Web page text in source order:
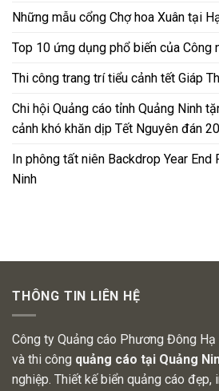
Những mẫu cổng Chợ hoa Xuân tại
Top 10 ứng dụng phổ biến của Công
Thi công trang trí tiểu cảnh tết Giáp
Chi hội Quảng cáo tỉnh Quảng Ninh
cảnh khó khăn dịp Tết Nguyên đán
In phông tất niên Backdrop Year End
Ninh
THÔNG TIN LIÊN HỆ
Công ty Quảng cáo Phương Đông
và thi công quảng cáo tại Quảng
nghiệp. Thiết kế biển quảng cáo đẹp,